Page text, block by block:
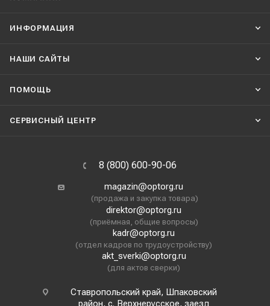
ИНФОРМАЦИЯ
НАШИ CАЙТЫ
ПОМОЩЬ
СЕРВИСНЫЙ ЦЕНТР
8 (800) 600-90-06
magazin@optorg.ru
(продажа и закупка товара)
direktor@optorg.ru
(приёмная, общие вопросы)
kadr@optorg.ru
(отдел кадров по трудоустройству)
akt_sverki@optorg.ru
(для актов сверки)
Ставропольский край, Шпаковский
район, с. Верхнерусское, заезд